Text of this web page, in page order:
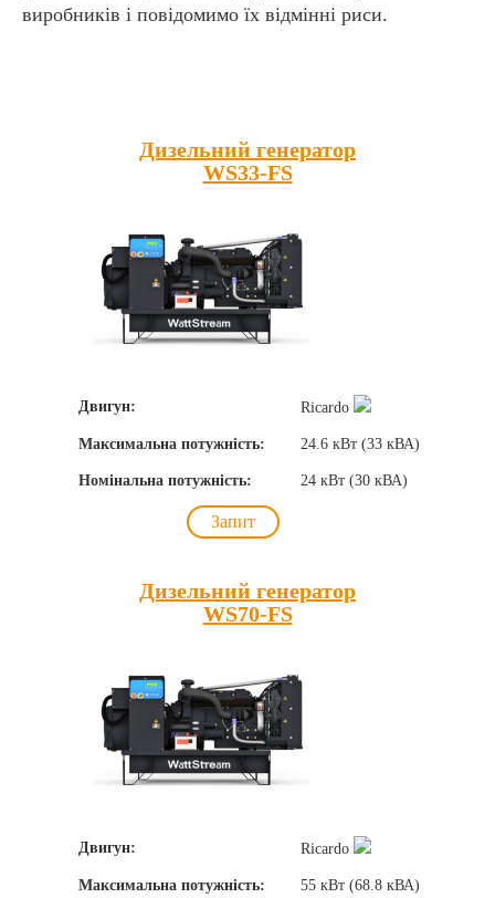
виробників і повідомимо їх відмінні риси.
Дизельний генератор
WS33-FS
Двигун: Ricardo
Максимальна потужність: 24.6 кВт (33 кВА)
Номінальна потужність: 24 кВт (30 кВА)
Запит
Дизельний генератор
WS70-FS
Двигун: Ricardo
Максимальна потужність: 55 кВт (68.8 кВА)